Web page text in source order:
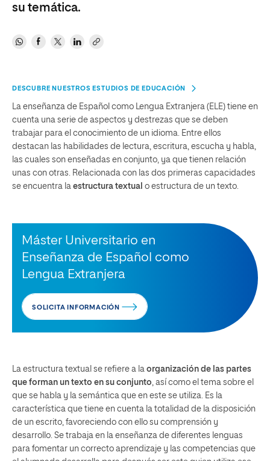
su temática.
DESCUBRE NUESTROS ESTUDIOS DE EDUCACIÓN
La enseñanza de Español como Lengua Extranjera (ELE) tiene en
cuenta una serie de aspectos y destrezas que se deben
trabajar para el conocimiento de un idioma. Entre ellos
destacan las habilidades de lectura, escritura, escucha y habla,
las cuales son enseñadas en conjunto, ya que tienen relación
unas con otras. Relacionada con las dos primeras capacidades
se encuentra la estructura textual o estructura de un texto.
Máster Universitario en
Enseñanza de Español como
Lengua Extranjera
SOLICITA INFORMACIÓN
La estructura textual se refiere a la organización de las partes
que forman un texto en su conjunto, así como el tema sobre el
que se habla y la semántica que en este se utiliza. Es la
característica que tiene en cuenta la totalidad de la disposición
de un escrito, favoreciendo con ello su comprensión y
desarrollo. Se trabaja en la enseñanza de diferentes lenguas
para fomentar un correcto aprendizaje y las competencias que